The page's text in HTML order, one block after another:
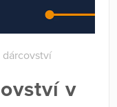
dárcovství
v